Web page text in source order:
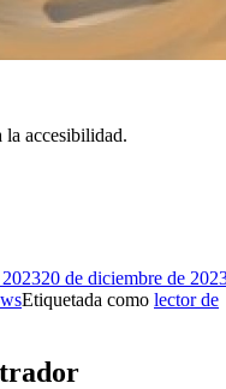
la accesibilidad.
20 de diciembre de
Etiquetada como lector de